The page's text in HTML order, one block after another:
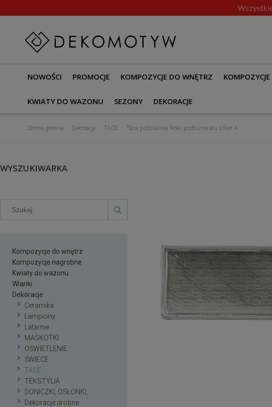
NOWOŚCI PROMOCJE KOMPOZYCJE DO WNĘTRZ
KWIATY DO WAZONU SEZONY DEKORACJE
Strona główna Dekoracje TACE Taca podstawka Roko podłużna alu silver A
WYSZUKIWARKA
Kompozycje do wnętrz
Kompozycje nagrobne
Kwiaty do wazonu
Wianki
Dekoracje
Ceramika
Lampiony
Latarnie
MASKOTKI
OŚWIETLENIE
ŚWIECE
TACE
TEKSTYLIA
DONICZKI, OSŁONKI,
Dekoracje drobne